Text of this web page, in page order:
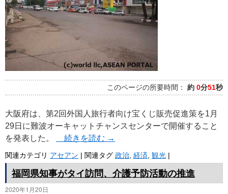
このページの所要時間： 約 0分51秒
大阪府は、第2回外国人旅行者向け宝くじ販売促進策を1月
29日に難波オーキャットチャンスセンターで開催すること
を発表した。
続きを読む →
関連カテゴリ アセアン | 関連タグ 政治 経済 観光 |
福岡県知事がタイ訪問、介護予防活動の推進
2020年1月20日